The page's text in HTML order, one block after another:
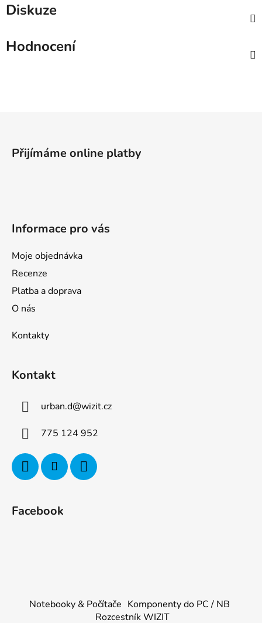
Diskuze
Hodnocení
Přijímáme online platby
Informace pro vás
Moje objednávka
Recenze
Platba a doprava
O nás
Kontakty
Kontakt
urban.d@wizit.cz
775 124 952
Facebook
Notebooky & Počítače Komponenty do PC / NB
Rozcestník WIZIT